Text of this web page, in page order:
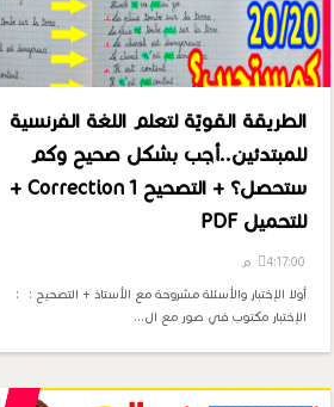
الطريقة القويّة لتعلم اللغة الفرنسية
للمبتدئين..أجب بشكل صحيح وكم
ستحصل؟ + التصحيح Correction 1 +
للتحميل PDF
4:17:00 م
أولا الإختبار والأسئلة مشروحة مع الأستاذ + التصحيح : :
الإختبار مكتوب في صور مع ال…